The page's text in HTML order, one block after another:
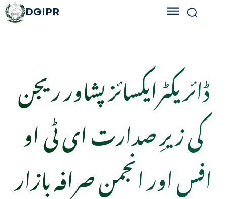
DGIPR
ڈائریکٹرایکسائز پشاور ریجن
کی زیرِ صدارت ای ٹی او
افس اور انجمن صرافہ بازار